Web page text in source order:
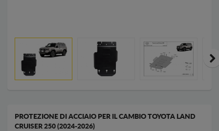
PROTEZIONE DI ACCIAIO PER IL CAMBIO TOYOTA LAND
CRUISER 250 (2024-2026)